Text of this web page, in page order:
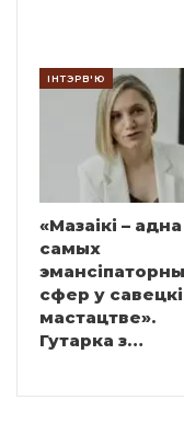
ІНТЭРВ'Ю
«Мазаікі – адна
самых
сфер у
мастацтве».
Гутарка з…